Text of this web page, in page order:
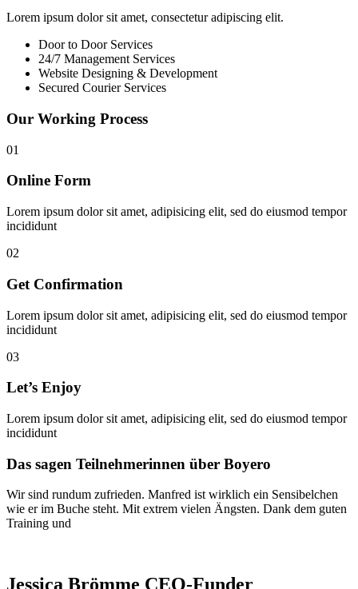
Lorem ipsum dolor sit amet, consectetur adipiscing elit.
Door to Door Services
24/7 Management Services
Website Designing & Development
Secured Courier Services
Our Working Process
01
Online Form
Lorem ipsum dolor sit amet, adipisicing elit, sed do eiusmod tempor
incididunt
02
Get Confirmation
Lorem ipsum dolor sit amet, adipisicing elit, sed do eiusmod tempor
incididunt
03
Let’s Enjoy
Lorem ipsum dolor sit amet, adipisicing elit, sed do eiusmod tempor
incididunt
Das sagen Teilnehmerinnen über Boyero
Wir sind rundum zufrieden. Manfred ist wirklich ein Sensibelchen
wie er im Buche steht. Mit extrem vielen Ängsten. Dank dem guten
Training und
Jessica Brömme CEO-Funder